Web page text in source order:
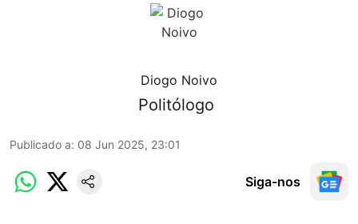
Diogo Noivo
Politólogo
Publicado a: 08 Jun 2025, 23:01
Siga-nos